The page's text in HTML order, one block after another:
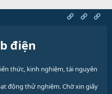
điện
thức, kinh nghiệm, tài nguyên
động thử nghiệm. Chờ xin giấy